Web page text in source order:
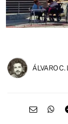
ÁLVARO C.